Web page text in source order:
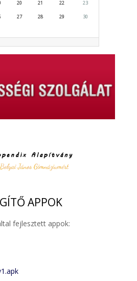
20 21 22 23
27 28 29 30
APPOK
fejlesztett appok: